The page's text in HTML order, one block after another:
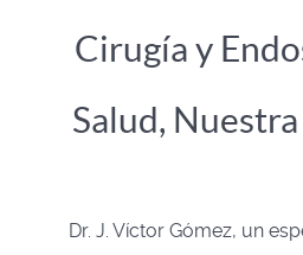
Cirugía y
Salud,
Dr. J. Víctor Gómez, un